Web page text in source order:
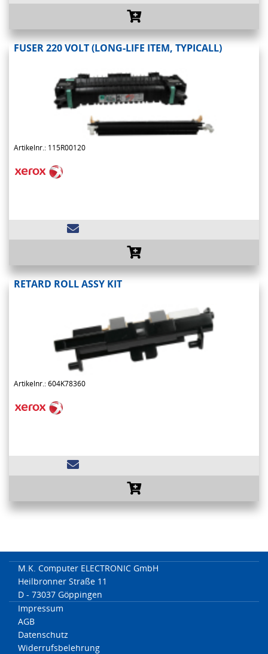
FUSER 220 VOLT (LONG-LIFE ITEM, TYPICALL)
Artikelnr.: 115R00120
RETARD ROLL ASSY KIT
Artikelnr.: 604K78360
M.K. Computer ELECTRONIC GmbH
Heilbronner Straße 11
D - 73037 Göppingen
Impressum
AGB
Datenschutz
Widerrufsbelehrung